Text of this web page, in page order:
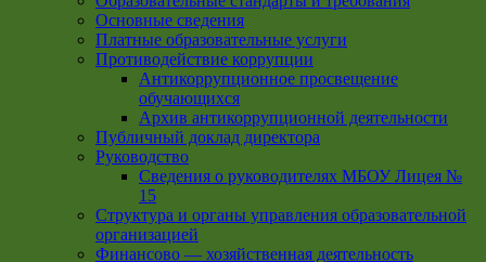
Основные сведения
Платные образовательные услуги
Противодействие коррупции
Антикоррупционное просвещение
обучающихся
Архив антикоррупционной деятельности
Публичный доклад директора
Руководство
Cведения о руководителях МБОУ Лицея №
15
Структура и органы управления образовательной
организацией
Финансово — хозяйственная деятельность